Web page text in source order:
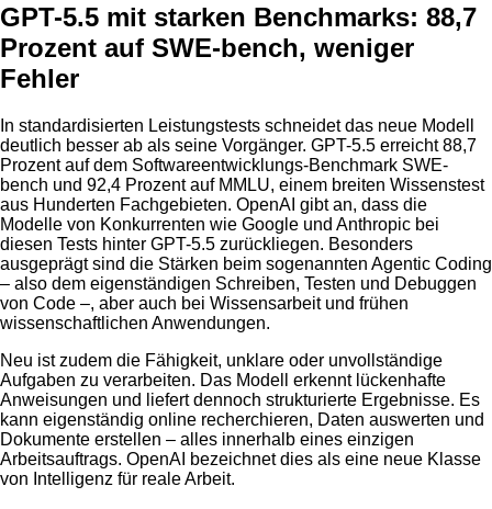
GPT-5.5 mit starken Benchmarks: 88,7
Prozent auf SWE-bench, weniger
Fehler
In standardisierten Leistungstests schneidet das neue Modell
deutlich besser ab als seine Vorgänger. GPT-5.5 erreicht 88,7
Prozent auf dem Softwareentwicklungs-Benchmark SWE-
bench und 92,4 Prozent auf MMLU, einem breiten Wissenstest
aus Hunderten Fachgebieten. OpenAI gibt an, dass die
Modelle von Konkurrenten wie Google und Anthropic bei
diesen Tests hinter GPT-5.5 zurückliegen. Besonders
ausgeprägt sind die Stärken beim sogenannten Agentic Coding
– also dem eigenständigen Schreiben, Testen und Debuggen
von Code –, aber auch bei Wissensarbeit und frühen
wissenschaftlichen Anwendungen.
Neu ist zudem die Fähigkeit, unklare oder unvollständige
Aufgaben zu verarbeiten. Das Modell erkennt lückenhafte
Anweisungen und liefert dennoch strukturierte Ergebnisse. Es
kann eigenständig online recherchieren, Daten auswerten und
Dokumente erstellen – alles innerhalb eines einzigen
Arbeitsauftrags. OpenAI bezeichnet dies als eine neue Klasse
von Intelligenz für reale Arbeit.